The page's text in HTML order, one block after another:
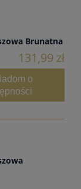
Brunatna
131,99 zł
o